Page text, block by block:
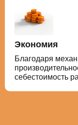
Экономия
Благодаря
себестоимость